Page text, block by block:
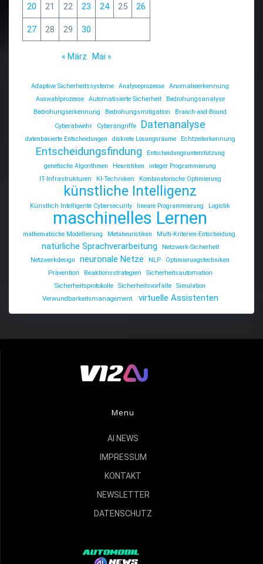
20 21 22 23 24 25 26
27 28 29 30
« März Mai »
Adaptive Sicherheitssysteme Analyseprozesse
Anomalieerkennung
Auswahlprozesse
Automatisierte Sicherheit
Bedrohungsanalyse
Bedrohungserkennung
Bedrohungsmitigation
Branch-and-Bound
Cyberabwehr
Cyberangriffe Datenanalyse
datenbasierte Entscheidungen diskrete Lösungsräume Echtzeiterkennung
Entscheidungsfindung
Entscheidungsunterstützung
genetische Algorithmen
Heuristiken
integer Programmierung
IT-Infrastrukturen
KI-Techniken Kombinatorische Optimierung
künstliche Intelligenz
Künstlich Intelligente Cybersecurity lineare Programmierung Logistik
maschinelles Lernen
mathematische Modellierung Metaheuristiken Multi-Kriterien-Entscheidung.
natürliche Sprachverarbeitung
Netzwerk-Sicherheit
Netzwerkdesign
neuronale Netze NLP
Optimierungstechniken
Prävention
Reaktionsstrategien
Sicherheitsautomation
Sicherheitsprotokolle
Sicherheitsvorfälle
Simulation
Verwundbarkeitsmanagement.
virtuelle Assistenten
Menu
AI NEWS
IMPRESSUM
KONTAKT
NEWSLETTER
DATENSCHUTZ